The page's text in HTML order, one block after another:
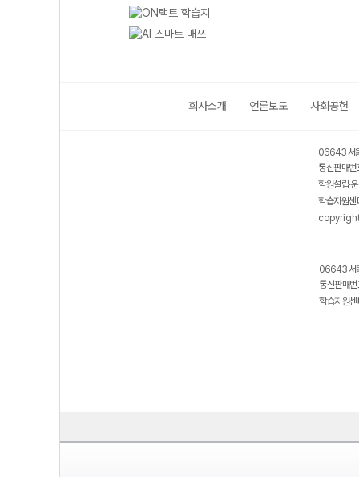
회사소개 언론보도 사회공헌
06643 서
통신판매
학원설립·
학습지원
06643 서
통신판매
학습지원